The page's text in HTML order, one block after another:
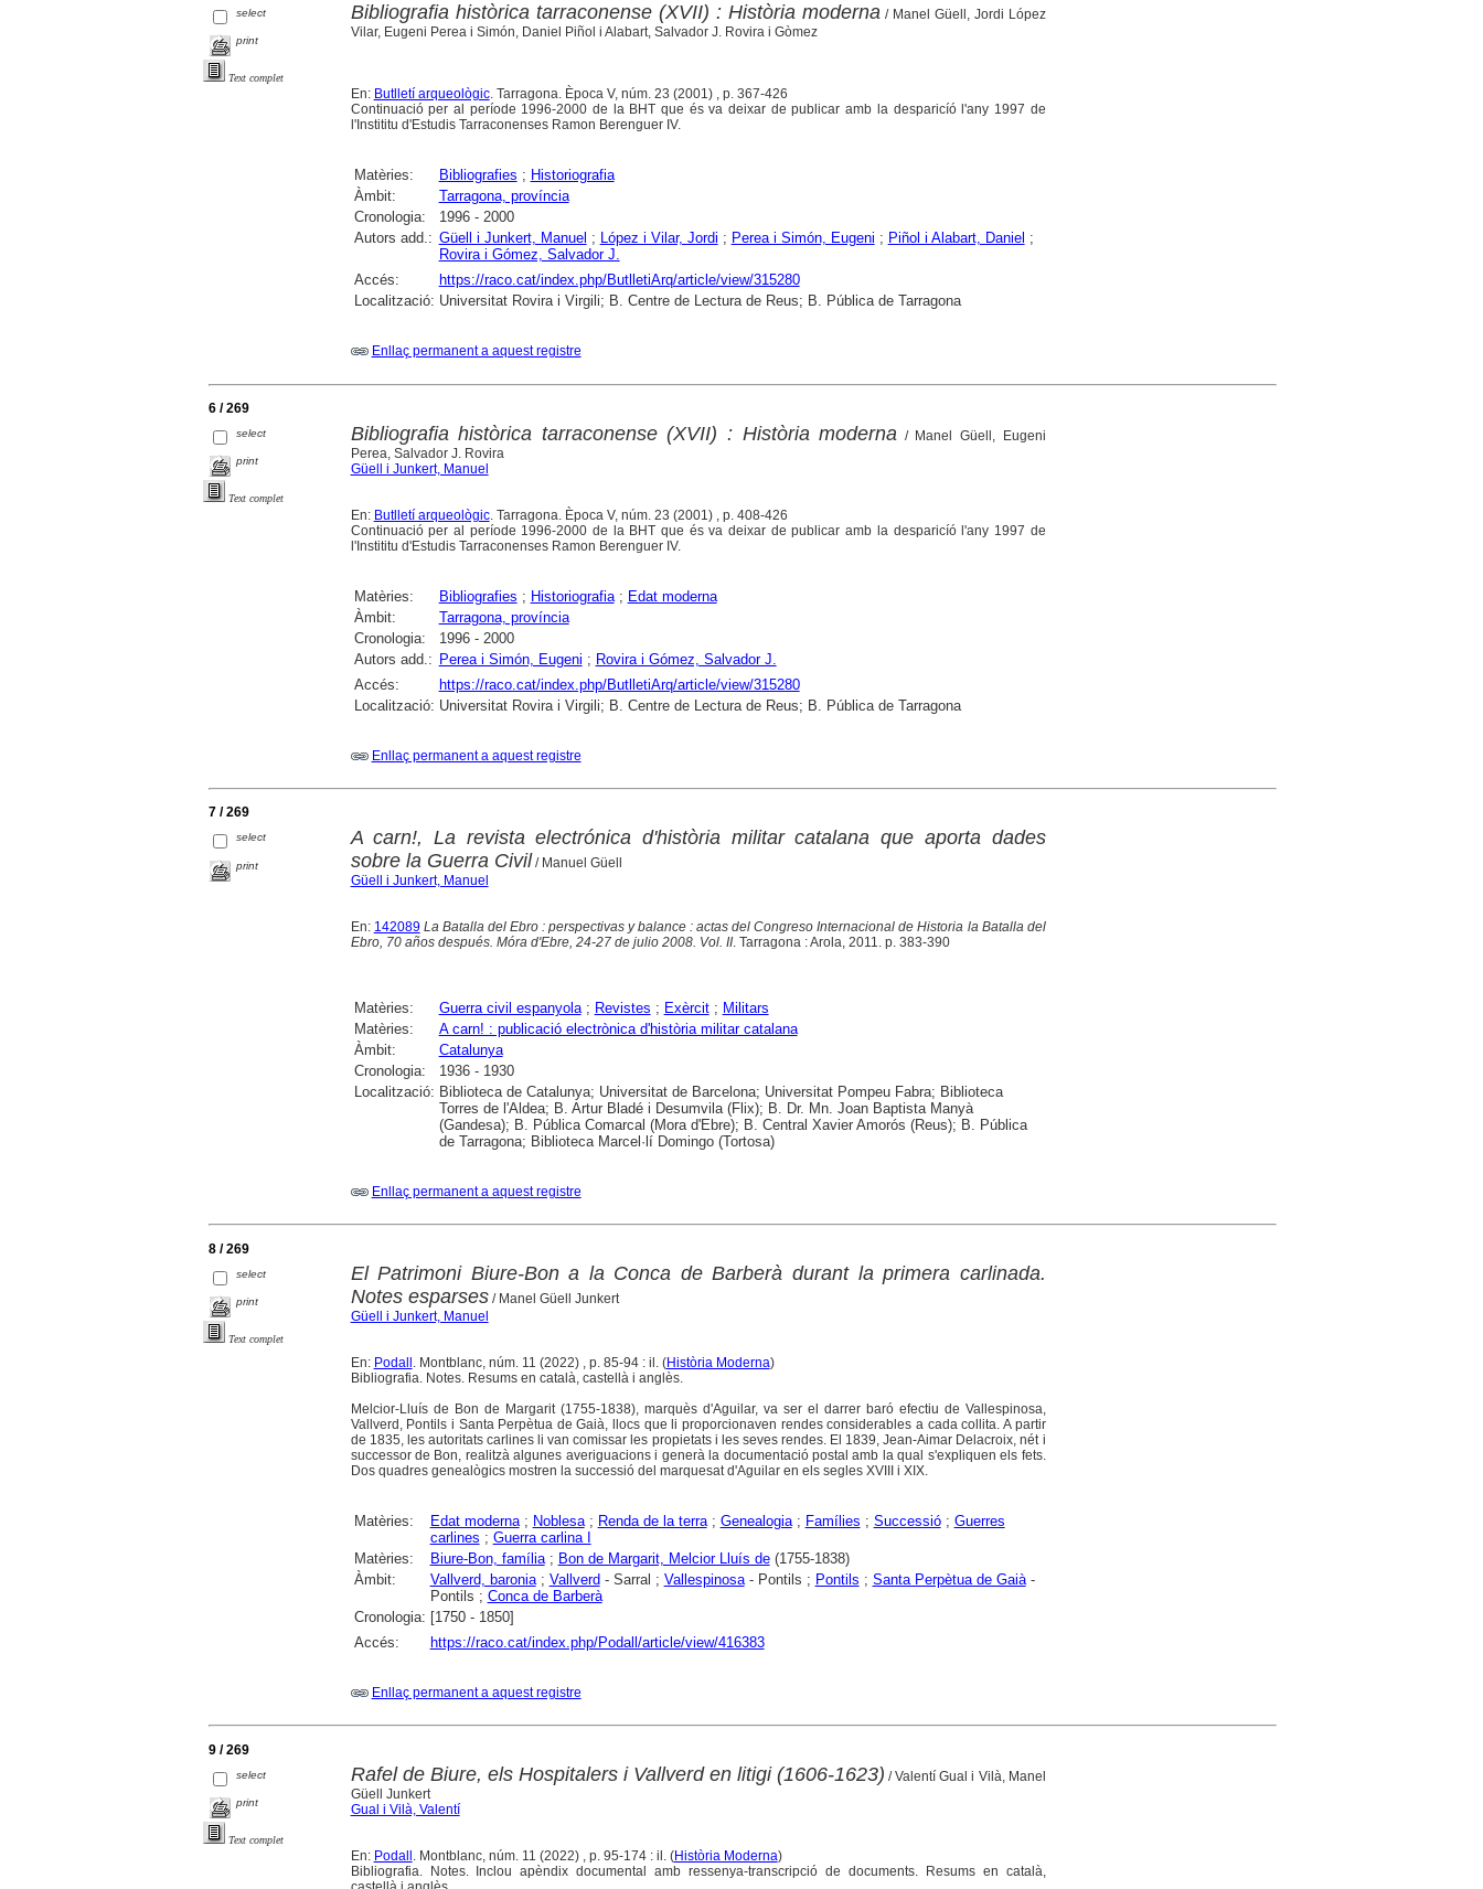
select
print
Text complet
Bibliografia històrica tarraconense (XVII) : Història moderna/ Manel Güell, Jordi López
Vilar, Eugeni Perea i Simón, Daniel Piñol i Alabart, Salvador J. Rovira i Gòmez
En: Butlletí arqueològic. Tarragona. Època V, núm. 23 (2001) , p. 367-426
Continuació per al període 1996-2000 de la BHT que és va deixar de publicar amb la desparicíó l'any 1997 de
l'Instititu d'Estudis Tarraconenses Ramon Berenguer IV.
Matèries: Bibliografies ; Historiografia
Àmbit:
Tarragona, província
Cronologia:
1996 - 2000
Autors add.: Güell i Junkert, Manuel ; López i Vilar, Jordi ; Perea i Simón, Eugeni ; Piñol i Alabart, Daniel ;
Rovira i Gómez, Salvador J.
Accés:
https://raco.cat/index.php/ButlletiArq/article/view/315280
Localització: Universitat Rovira i Virgili; B. Centre de Lectura de Reus; B. Pública de Tarragona
Enllaç permanent a aquest registre
6 / 269
select
print
Text complet
Bibliografia històrica tarraconense (XVII) : Història moderna / Manel Güell, Eugeni
Perea, Salvador J. Rovira
Güell i Junkert, Manuel
En: Butlletí arqueològic. Tarragona. Època V, núm. 23 (2001) , p. 408-426
Continuació per al període 1996-2000 de la BHT que és va deixar de publicar amb la desparicíó l'any 1997 de
l'Instititu d'Estudis Tarraconenses Ramon Berenguer IV.
Matèries: Bibliografies ; Historiografia; Edat moderna
Àmbit:
Tarragona, província
Cronologia:
1996 - 2000
Autors add.: Perea i Simón, Eugeni ; Rovira i Gómez, Salvador J.
Accés:
https://raco.cat/index.php/ButlletiArq/article/view/315280
Localització: Universitat Rovira i Virgili; B. Centre de Lectura de Reus; B. Pública de Tarragona
Enllaç permanent a aquest registre
7 / 269
select
print
A carn!, La revista electrónica d'història militar catalana que aporta dades
sobre la Guerra Civil/ Manuel Güell
Güell i Junkert, Manuel
En: 142089 La Batalla del Ebro : perspectivas y balance : actas del Congreso Internacional de Historia la Batalla del
Ebro, 70 años después. Móra d'Ebre, 24-27 de julio 2008. Vol. II. Tarragona : Arola, 2011. p. 383-390
Matèries: Guerra civil espanyola; Revistes ; Exèrcit; Militars
Matèries:
A carn! : publicació electrònica d'història militar catalana
Àmbit:
Catalunya
Cronologia:
1936 - 1930
Localització: Biblioteca de Catalunya; Universitat de Barcelona; Universitat Pompeu Fabra; Biblioteca
Torres de l'Aldea; B. Artur Bladé i Desumvila (Flix); B. Dr. Mn. Joan Baptista Manyà
(Gandesa); B. Pública Comarcal (Mora d'Ebre); B. Central Xavier Amorós (Reus); B. Pública
de Tarragona; Biblioteca Marcel·lí Domingo (Tortosa)
Enllaç permanent a aquest registre
8 / 269
select
print
Text complet
El Patrimoni Biure-Bon a la Conca de Barberà durant la primera carlinada.
Notes esparses/ Manel Güell Junkert
Güell i Junkert, Manuel
En: Podall . Montblanc, núm. 11 (2022) , p. 85-94 : il. (Història Moderna)
Bibliografia. Notes. Resums en català, castellà i anglès.
Melcior-Lluís de Bon de Margarit (1755-1838), marquès d'Aguilar, va ser el darrer baró efectiu de Vallespinosa,
Vallverd, Pontils i Santa Perpètua de Gaià, llocs que li proporcionaven rendes considerables a cada collita. A partir
de 1835, les autoritats carlines li van comissar les propietats i les seves rendes. El 1839, Jean-Aimar Delacroix, nét i
successor de Bon, realitzà algunes averiguacions i generà la documentació postal amb la qual s'expliquen els fets.
Dos quadres genealògics mostren la successió del marquesat d'Aguilar en els segles XVIII i XIX.
Matèries: Edat moderna; Noblesa; Renda de la terra; Genealogia; Famílies ; Successió; Guerres
carlines ; Guerra carlina I
Matèries:
Biure-Bon, família; Bon de Margarit, Melcior Lluís de(1755-1838)
Àmbit:
Vallverd, baronia; Vallverd - Sarral ; Vallespinosa- Pontils ; Pontils ; Santa Perpètua de Gaià-
Pontils ; Conca de Barberà
Cronologia: [1750 - 1850]
Accés:
https://raco.cat/index.php/Podall/article/view/416383
Enllaç permanent a aquest registre
9 / 269
select
print
Text complet
Rafel de Biure, els Hospitalers i Vallverd en litigi (1606-1623) / Valentí Gual i Vilà, Manel
Güell Junkert
Gual i Vilà, Valentí
En: Podall. Montblanc, núm. 11 (2022) , p. 95-174 : il. (Història Moderna)
Bibliografia. Notes. Inclou apèndix documental amb ressenya-transcripció de documents. Resums en català,